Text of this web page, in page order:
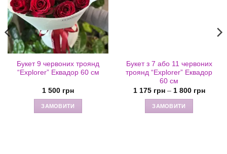
Букет 9 червоних троянд
“Explorer” Еквадор 60 см
1 500 грн
ЗАМОВИТИ
Букет з 7 або 11 червоних
троянд “Explorer” Еквадор
60 см
1 175 грн – 1 800 грн
ЗАМОВИТИ